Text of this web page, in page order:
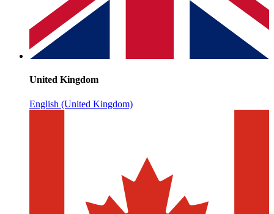
United Kingdom
English (United Kingdom)